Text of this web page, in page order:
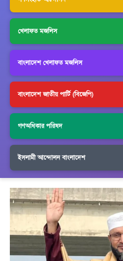
খেলাফত মজলিস
বাংলাদেশ খেলাফত মজলিস
বাংলাদেশ জাতীয় পার্টি (বিজেপি)
গণঅধিকার পরিষদ
ইসলামী আন্দোলন বাংলাদেশ